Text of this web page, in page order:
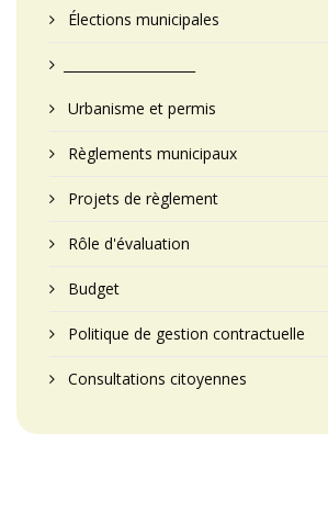
Élections municipales
Urbanisme et permis
Règlements municipaux
Projets de règlement
Rôle d'évaluation
Budget
Politique de gestion contractuelle
Consultations citoyennes